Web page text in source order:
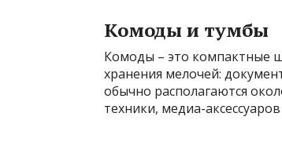
Комоды и тумбы
Комоды – это компактные
хранения мелочей:
обычно располагаются
техники, медиа-